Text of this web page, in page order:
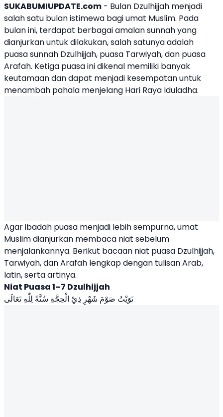
SUKABUMIUPDATE.com - Bulan Dzulhijjah menjadi
salah satu bulan istimewa bagi umat Muslim. Pada
bulan ini, terdapat berbagai amalan sunnah yang
dianjurkan untuk dilakukan, salah satunya adalah
puasa sunnah Dzulhijjah, puasa Tarwiyah, dan puasa
Arafah. Ketiga puasa ini dikenal memiliki banyak
keutamaan dan dapat menjadi kesempatan untuk
menambah pahala menjelang Hari Raya Iduladha.
Agar ibadah puasa menjadi lebih sempurna, umat
Muslim dianjurkan membaca niat sebelum
menjalankannya. Berikut bacaan niat puasa Dzulhijjah,
Tarwiyah, dan Arafah lengkap dengan tulisan Arab,
latin, serta artinya.
Niat Puasa 1–7 Dzulhijjah
نَوَيْتُ صَوْمَ شَهْرِ ذِيْ الْحِجَّةِ سُنَّةً لِلّٰهِ تَعَالَى